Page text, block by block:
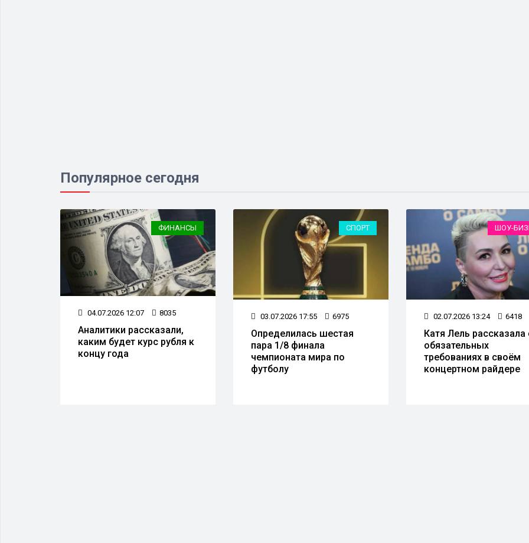
Популярное сегодня
ФИНАНСЫ
04.07.2026 12:07 8035
Аналитики рассказали,
каким будет курс рубля к
концу года
СПОРТ
03.07.2026 17:55 6975
Определилась шестая
пара 1/8 финала
чемпионата мира по
футболу
ШОУ-
02.07.2026 13:24 6418
Катя Лель рассказала
обязательных
требованиях в своём
концертном райдере